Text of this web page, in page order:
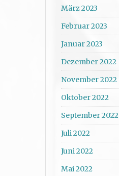
März 2023
Februar 2023
Januar 2023
Dezember 2022
November 2022
Oktober 2022
September 2022
Juli 2022
Juni 2022
Mai 2022